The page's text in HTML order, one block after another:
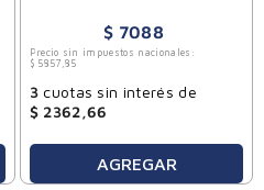
$ 7088
Precio sin impuestos nacionales:
$ 5857 85
3cuotas sin interés de
$ 2362,66
AGREGAR